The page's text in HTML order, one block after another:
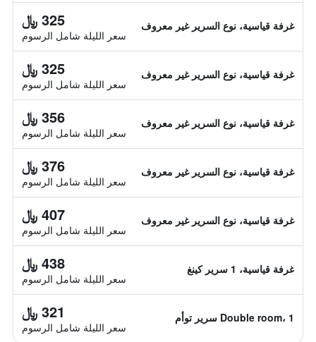
غرفة قياسية، نوع السرير غير معروف 325 ﷼
سعر الليلة شامل الرسوم
غرفة قياسية، نوع السرير غير معروف 325 ﷼
سعر الليلة شامل الرسوم
غرفة قياسية، نوع السرير غير معروف 356 ﷼
سعر الليلة شامل الرسوم
غرفة قياسية، نوع السرير غير معروف 376 ﷼
سعر الليلة شامل الرسوم
غرفة قياسية، نوع السرير غير معروف 407 ﷼
سعر الليلة شامل الرسوم
غرفة قياسية، 1 سرير كينغ 438 ﷼
سعر الليلة شامل الرسوم
Double room، 1 سرير توأم 321 ﷼
سعر الليلة شامل الرسوم